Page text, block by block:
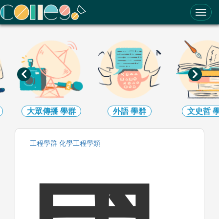
ColleGo! 大學選才與高中育才輔助系統
大眾傳播 學群 外語學群 文史哲
工程學群 化學工程學類